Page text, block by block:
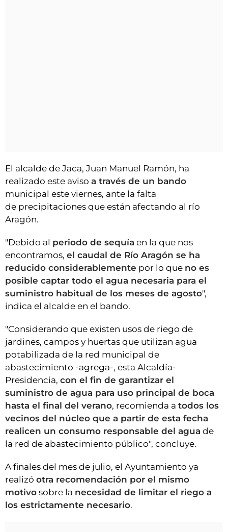
El alcalde de Jaca, Juan Manuel Ramón, ha
realizado este aviso a través de un bando
municipal este viernes, ante la falta
de precipitaciones que están afectando al río
Aragón.
"Debido al periodo de sequía en la que nos
encontramos, el caudal de Río Aragón se ha
reducido considerablemente por lo que no es
posible captar todo el agua necesaria para el
suministro habitual de los meses de agosto",
indica el alcalde en el bando.
"Considerando que existen usos de riego de
jardines, campos y huertas que utilizan agua
potabilizada de la red municipal de
abastecimiento -agrega-, esta Alcaldía-
Presidencia, con el fin de garantizar el
suministro de agua para uso principal de boca
hasta el final del verano, recomienda a todos los
vecinos del núcleo que a partir de esta fecha
realicen un consumo responsable del agua de
la red de abastecimiento público", concluye.
A finales del mes de julio, el Ayuntamiento ya
realizó otra recomendación por el mismo
motivo sobre la necesidad de limitar el riego a
los estrictamente necesario.